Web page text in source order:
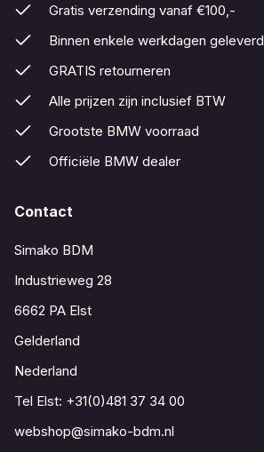
Gratis verzending vanaf €100,-
Binnen enkele werkdagen geleverd
GRATIS retourneren
Alle prijzen zijn inclusief BTW
Grootste BMW voorraad
Officiële BMW dealer
Contact
Simako BDM
Industrieweg 28
6662 PA Elst
Gelderland
Nederland
Tel Elst: +31(0)481 37 34 00
webshop@simako-bdm.nl